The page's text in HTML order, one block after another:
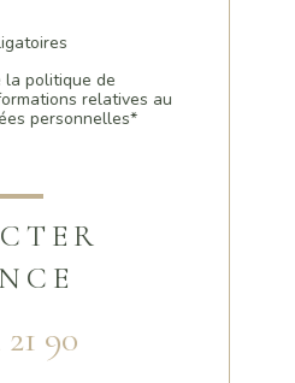
la politique de
relatives au
personnelles*
90